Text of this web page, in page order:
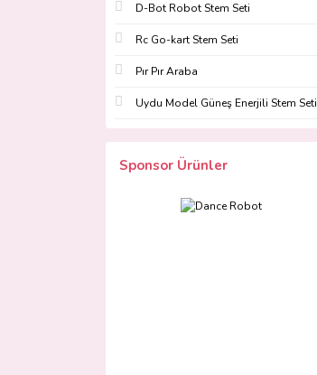
D-Bot Robot Stem Seti
Rc Go-kart Stem Seti
Pır Pır Araba
Uydu Model Güneş Enerjili Stem Seti
Sponsor Ürünler